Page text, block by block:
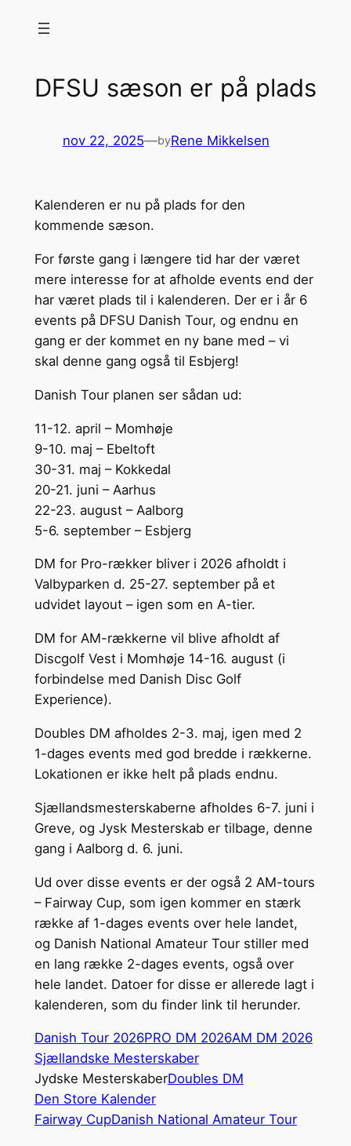
DFSU sæson er på plads
nov 22, 2025—byRene Mikkelsen
Kalenderen er nu på plads for den
kommende sæson.
For første gang i længere tid har der været
mere interesse for at afholde events end der
har været plads til i kalenderen. Der er i år 6
events på DFSU Danish Tour, og endnu en
gang er der kommet en ny bane med – vi
skal denne gang også til Esbjerg!
Danish Tour planen ser sådan ud:
11-12. april – Momhøje
9-10. maj – Ebeltoft
30-31. maj – Kokkedal
20-21. juni – Aarhus
22-23. august – Aalborg
5-6. september – Esbjerg
DM for Pro-rækker bliver i 2026 afholdt i
Valbyparken d. 25-27. september på et
udvidet layout – igen som en A-tier.
DM for AM-rækkerne vil blive afholdt af
Discgolf Vest i Momhøje 14-16. august (i
forbindelse med Danish Disc Golf
Experience).
Doubles DM afholdes 2-3. maj, igen med 2
1-dages events med god bredde i rækkerne.
Lokationen er ikke helt på plads endnu.
Sjællandsmesterskaberne afholdes 6-7. juni i
Greve, og Jysk Mesterskab er tilbage, denne
gang i Aalborg d. 6. juni.
Ud over disse events er der også 2 AM-tours
– Fairway Cup, som igen kommer en stærk
række af 1-dages events over hele landet,
og Danish National Amateur Tour stiller med
en lang række 2-dages events, også over
hele landet. Datoer for disse er allerede lagt i
kalenderen, som du finder link til herunder.
Danish Tour 2026PRO DM 2026AM DM 2026
Sjællandske Mesterskaber
Jydske MesterskaberDoubles DM
Den Store Kalender
Fairway CupDanish National Amateur Tour